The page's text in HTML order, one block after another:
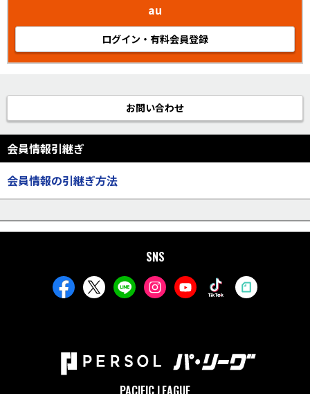
au
ログイン・有料会員登録
お問い合わせ
会員情報引継ぎ
会員情報の引継ぎ方法
SNS
PACIFIC LEAGUE